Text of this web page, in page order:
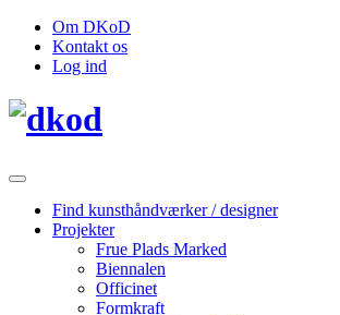
Om DKoD
Kontakt os
Log ind
Find kunsthåndværker / designer
Projekter
Frue Plads Marked
Biennalen
Officinet
Formkraft